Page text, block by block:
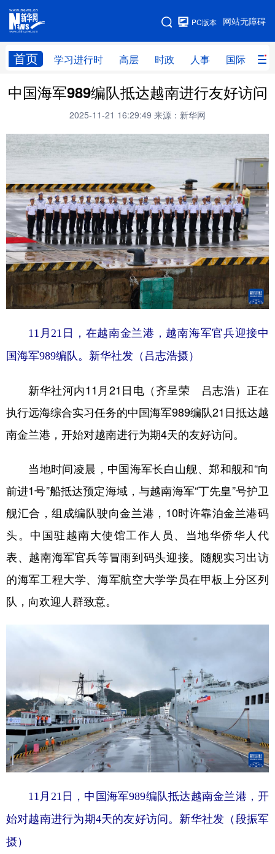
网站无障碍
PC版本
首页 学习进行时 高层 时政 人事 国际 财
网站地图
学习进行时 高层 时政 人事
财经 网评
台湾 思客智库 全球连线
科技
文化 书画 健康 军事
访谈 视频 图片 政务
法律 中央文件 金融 汽车
食品 人居 信息化
学术中国 乡村振兴 银龄 溯源中国
彩票 娱乐 时尚
北京 天津 河北 山西
山东 河南 湖北 湖南
广东 广西 海南 重庆
四川 贵州
多语种频道
English Español Français عربى
Русский язык 日本語 한국어
中国海军989编队抵达越南进行友好访问
2025-11-21 16:29:49 来源：新华网
11月21日，在越南金兰港，越南海军官兵迎接中
国海军989编队。新华社发（吕志浩摄）
新华社河内11月21日电（齐呈荣 吕志浩）正在
执行远海综合实习任务的中国海军989编队21日抵达越
南金兰港，开始对越南进行为期4天的友好访问。
当地时间凌晨，中国海军长白山舰、郑和舰和“向
前进1号”船抵达预定海域，与越南海军“丁先皇”号护卫
舰汇合，组成编队驶向金兰港，10时许靠泊金兰港码
头。中国驻越南大使馆工作人员、当地华侨华人代
表、越南海军官兵等冒雨到码头迎接。随舰实习出访
的海军工程大学、海军航空大学学员在甲板上分区列
队，向欢迎人群致意。
11月21日，中国海军989编队抵达越南金兰港，开
始对越南进行为期4天的友好访问。新华社发（段振军
摄）